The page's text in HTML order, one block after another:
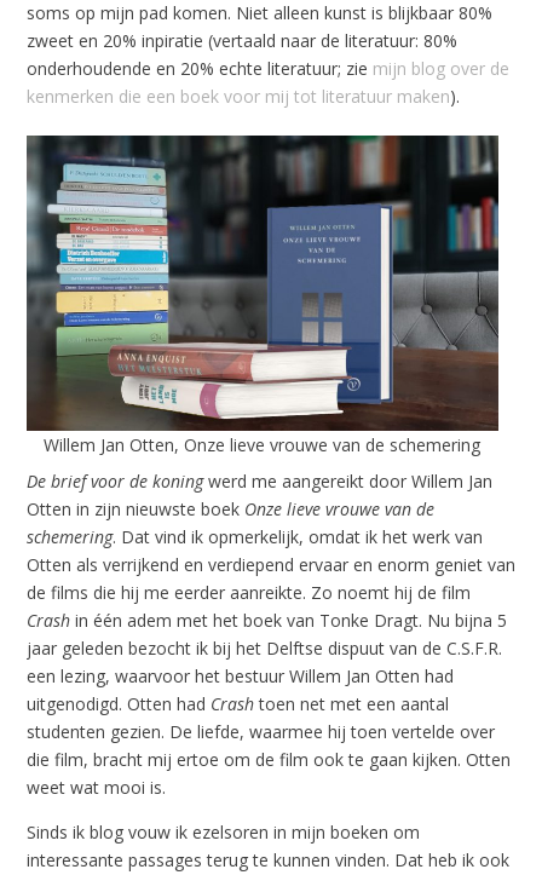
soms op mijn pad komen. Niet alleen kunst is blijkbaar 80%
zweet en 20% inpiratie (vertaald naar de literatuur: 80%
onderhoudende en 20% echte literatuur; zie mijn blog over de
kenmerken die een boek voor mij tot literatuur maken).
Willem Jan Otten, Onze lieve vrouwe van de schemering
De brief voor de koningwerd me aangereikt door Willem Jan
Otten in zijn nieuwste boek Onze lieve vrouwe van de
schemering. Dat vind ik opmerkelijk, omdat ik het werk van
Otten als verrijkend en verdiepend ervaar en enorm geniet van
de films die hij me eerder aanreikte. Zo noemt hij de film
Crashin één adem met het boek van Tonke Dragt. Nu bijna 5
jaar geleden bezocht ik bij het Delftse dispuut van de C.S.F.R.
een lezing, waarvoor het bestuur Willem Jan Otten had
uitgenodigd. Otten had Crashtoen net met een aantal
studenten gezien. De liefde, waarmee hij toen vertelde over
die film, bracht mij ertoe om de film ook te gaan kijken. Otten
weet wat mooi is.
Sinds ik blog vouw ik ezelsoren in mijn boeken om
interessante passages terug te kunnen vinden. Dat heb ik ook